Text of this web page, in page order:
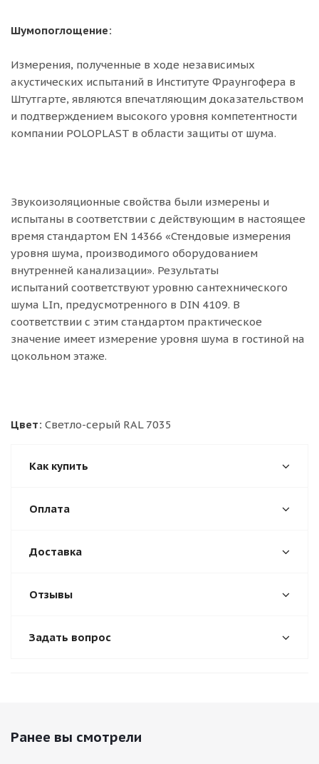
Шумопоглощение:
Измерения, полученные в ходе независимых
акустических испытаний в Институте Фраунгофера в
Штутгарте, являются впечатляющим доказательством
и подтверждением высокого уровня компетентности
компании POLOPLAST в области защиты от шума.
Звукоизоляционные свойства были измерены и
испытаны в соответствии с действующим в настоящее
время стандартом EN 14366 «Стендовые измерения
уровня шума, производимого оборудованием
внутренней канализации». Результаты
испытаний соответствуют уровню сантехнического
шума LIn, предусмотренного в DIN 4109. В
соответствии с этим стандартом практическое
значение имеет измерение уровня шума в гостиной на
цокольном этаже.
Цвет: Светло-серый RAL 7035
Как купить
Оплата
Доставка
Отзывы
Задать вопрос
Ранее вы смотрели